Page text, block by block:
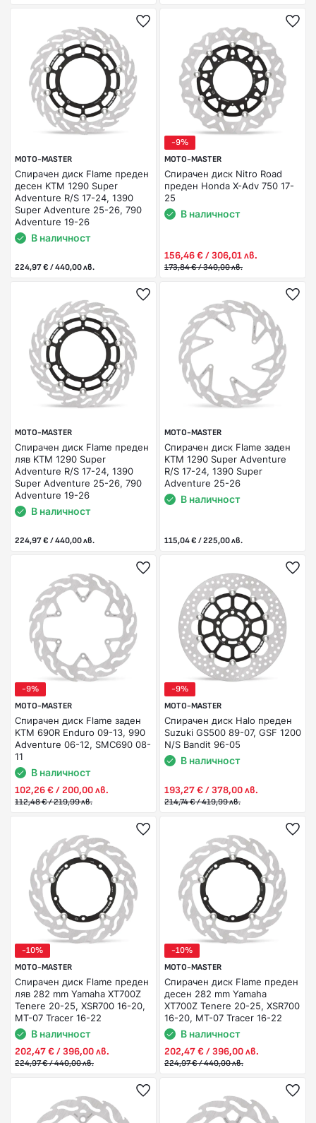
MOTO-MASTER
Спирачен диск Flame преден
десен KTM 1290 Super
Adventure R/S 17-24, 1390
Super Adventure 25-26, 790
Adventure 19-26
В наличност
224,97 € / 440,00 лв.
-9%
MOTO-MASTER
Спирачен диск Nitro Road
преден Honda X-Adv 750 17-
25
В наличност
156,46 € / 306,01 лв.
173,84 € / 340,00 лв.
MOTO-MASTER
Спирачен диск Flame преден
ляв KTM 1290 Super
Adventure R/S 17-24, 1390
Super Adventure 25-26, 790
Adventure 19-26
В наличност
224,97 € / 440,00 лв.
MOTO-MASTER
Спирачен диск Flame заден
KTM 1290 Super Adventure
R/S 17-24, 1390 Super
Adventure 25-26
В наличност
115,04 € / 225,00 лв.
-9%
MOTO-MASTER
Спирачен диск Flame заден
KTM 690R Enduro 09-13, 990
Adventure 06-12, SMC690 08-
11
В наличност
102,26 € / 200,00 лв.
112,48 € / 219,99 лв.
-9%
MOTO-MASTER
Спирачен диск Halo преден
Suzuki GS500 89-07, GSF 1200
N/S Bandit 96-05
В наличност
193,27 € / 378,00 лв.
214,74 € / 419,99 лв.
-10%
MOTO-MASTER
Спирачен диск Flame преден
ляв 282 mm Yamaha XT700Z
Tenere 20-25, XSR700 16-20,
MT-07 Tracer 16-22
В наличност
202,47 € / 396,00 лв.
224,97 € / 440,00 лв.
-10%
MOTO-MASTER
Спирачен диск Flame преден
десен 282 mm Yamaha
XT700Z Tenere 20-25, XSR700
16-20, MT-07 Tracer 16-22
В наличност
202,47 € / 396,00 лв.
224,97 € / 440,00 лв.